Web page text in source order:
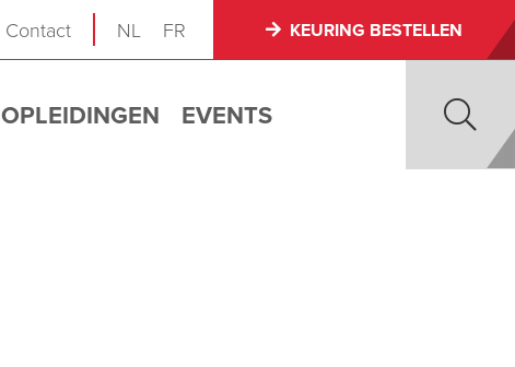
Contact NL FR KEURING BESTELLEN
OPLEIDINGEN EVENTS